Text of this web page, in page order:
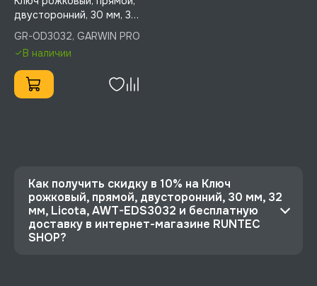
двусторонний, 30 мм, 32
мм, GARWIN PRO, GR-
OD3032
GR-OD3032, GARWIN PRO
В наличии
Как получить скидку в 10% на Ключ
рожковый, прямой, двусторонний, 30 мм, 32
мм, Licota, AWT-EDS3032 и бесплатную
доставку в интернет-магазине RUNTEC
SHOP?